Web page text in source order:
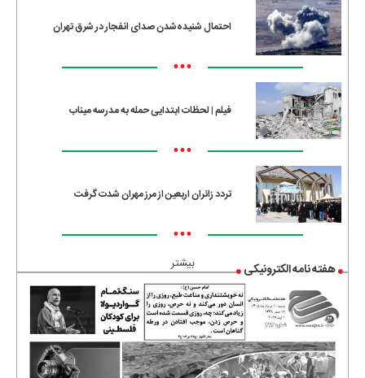
احتمال شنیده‌شدن صدای انفجار در شرق تهران
•••
فیلم | لحظات ابتدایی حمله به مدرسه میناب
•••
تردد زائران اربعین از مرز مهران شدت گرفت
•••
بیشتر هفته نامه الکترونیکی